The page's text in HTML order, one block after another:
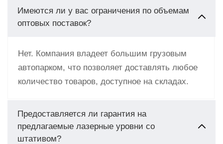
Имеются ли у вас ограничения по объемам
оптовых поставок?
Нет. Компания владеет большим грузовым
автопарком, что позволяет доставлять любое
количество товаров, доступное на складах.
Предоставляется ли гарантия на
предлагаемые лазерные уровни со
штативом?